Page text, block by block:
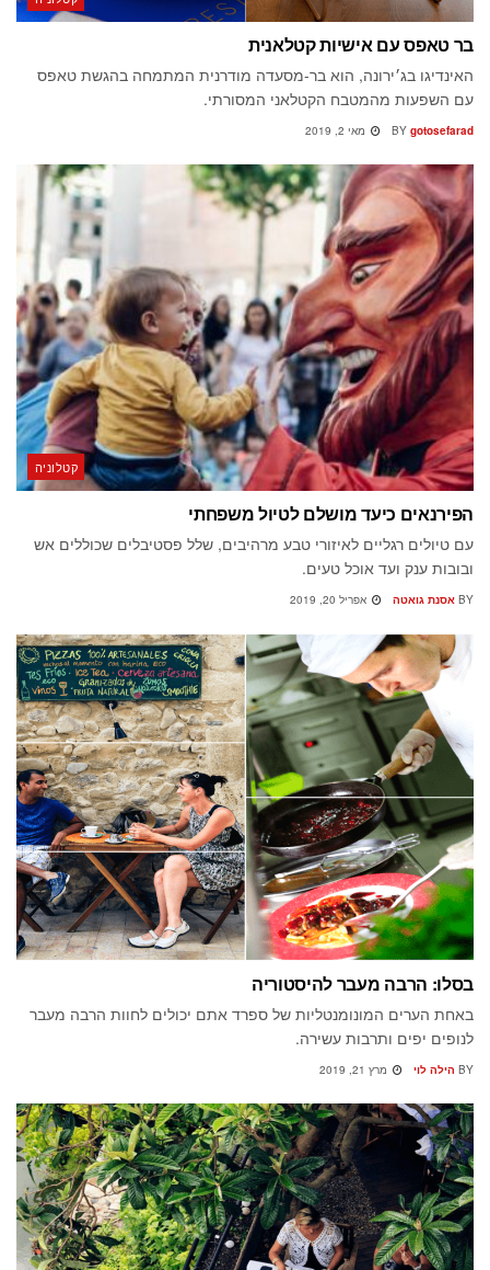
בר טאפס עם אישיות קטלאנית
האינדיגו בג׳ירונה, הוא בר-מסעדה מודרנית המתמחה בהגשת טאפס
עם השפעות מהמטבח הקטלאני המסורתי.
BY gotosefarad מאי 2, 2019
קטלוניה
הפירנאים כיעד מושלם לטיול משפחתי
עם טיולים רגליים לאיזורי טבע מרהיבים, שלל פסטיבלים שכוללים אש
ובובות ענק ועד אוכל טעים.
BY אסנת גואטה אפריל 20, 2019
בסלו: הרבה מעבר להיסטוריה
באחת הערים המונומנטליות של ספרד אתם יכולים לחוות הרבה מעבר
לנופים יפים ותרבות עשירה.
BY הילה לוי מרץ 21, 2019